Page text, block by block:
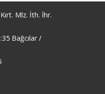
Mlz. İth. İhr.
Bağcılar /